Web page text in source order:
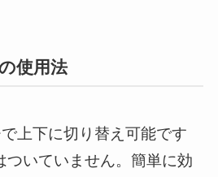
使用法
上下に切り替え可能です
ついていません。簡単に効